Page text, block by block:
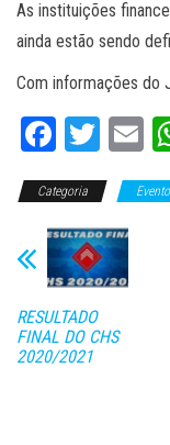
As instituições
ainda estão sendo
Com informações do
Fa
bo
ok
T
tt
er
E
Categoria
RESULTADO
FINAL DO CHS
2020/2021